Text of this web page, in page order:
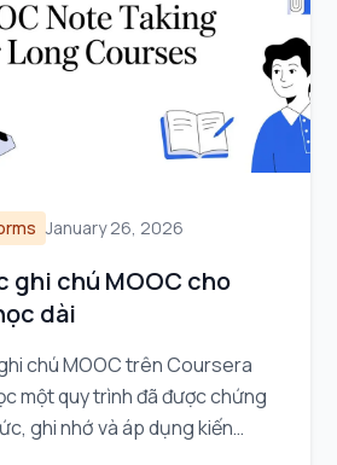
January 26, 2026
ghi chú MOOC cho
dài
chú MOOC trên Coursera
một quy trình đã được chứng
ghi nhớ và áp dụng kiến